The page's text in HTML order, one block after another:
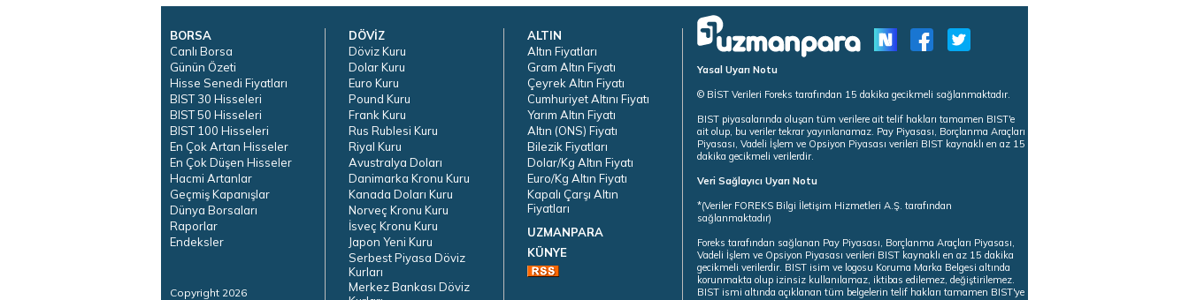
BORSA
Canlı Borsa
Günün Özeti
Hisse Senedi Fiyatları
BIST 30 Hisseleri
BIST 50 Hisseleri
BIST 100 Hisseleri
En Çok Artan Hisseler
En Çok Düşen Hisseler
Hacmi Artanlar
Geçmiş Kapanışlar
Dünya Borsaları
Raporlar
Endeksler
Copyright 2026
DÖVİZ
Döviz Kuru
Dolar Kuru
Euro Kuru
Pound Kuru
Frank Kuru
Rus Rublesi Kuru
Riyal Kuru
Avustralya Doları
Danimarka Kronu Kuru
Kanada Doları Kuru
Norveç Kronu Kuru
İsveç Kronu Kuru
Japon Yeni Kuru
Serbest Piyasa Döviz
Kurları
Merkez Bankası Döviz
ALTIN
Altın Fiyatları
Gram Altın Fiyatı
Çeyrek Altın Fiyatı
Cumhuriyet Altını Fiyatı
Yarım Altın Fiyatı
Altın (ONS) Fiyatı
Bilezik Fiyatları
Dolar/Kg Altın Fiyatı
Euro/Kg Altın Fiyatı
Kapalı Çarşı Altın
Fiyatları
UZMANPARA
KÜNYE
Yasal Uyarı Notu
© BİST Verileri Foreks tarafından 15 dakika gecikmeli sağlanmaktadır.
BIST piyasalarında oluşan tüm verilere ait telif hakları tamamen BIST'e
ait olup, bu veriler tekrar yayınlanamaz. Pay Piyasası, Borçlanma Araçları
Piyasası, Vadeli İşlem ve Opsiyon Piyasası verileri BIST kaynaklı en az 15
dakika gecikmeli verilerdir.
Veri Sağlayıcı Uyarı Notu
*(Veriler FOREKS Bilgi İletişim Hizmetleri A.Ş. tarafından
sağlanmaktadır)
Foreks tarafından sağlanan Pay Piyasası, Borçlanma Araçları Piyasası,
Vadeli İşlem ve Opsiyon Piyasası verileri BIST kaynaklı en az 15 dakika
gecikmeli verilerdir. BIST isim ve logosu Koruma Marka Belgesi altında
korunmakta olup izinsiz kullanılamaz, iktibas edilemez, değiştirilemez.
BIST ismi altında açıklanan tüm belgelerin telif hakları tamamen BIST'ye